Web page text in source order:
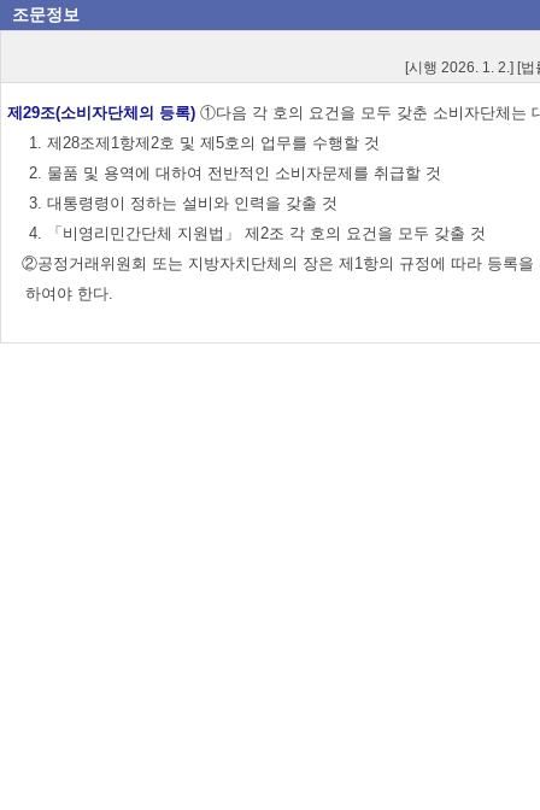
조문정보
[시행 2026. 1. 2.] [
제29조(소비자단체의 등록) ①다음 각 호의 요건을 모두 갖춘 소비자단체는
1. 제28조제1항제2호 및 제5호의 업무를 수행할 것
2. 물품 및 용역에 대하여 전반적인 소비자문제를 취급할 것
3. 대통령령이 정하는 설비와 인력을 갖출 것
4. 「비영리민간단체 지원법」 제2조 각 호의 요건을 모두 갖출 것
②공정거래위원회 또는 지방자치단체의 장은 제1항의 규정에 따라 등록
하여야 한다.